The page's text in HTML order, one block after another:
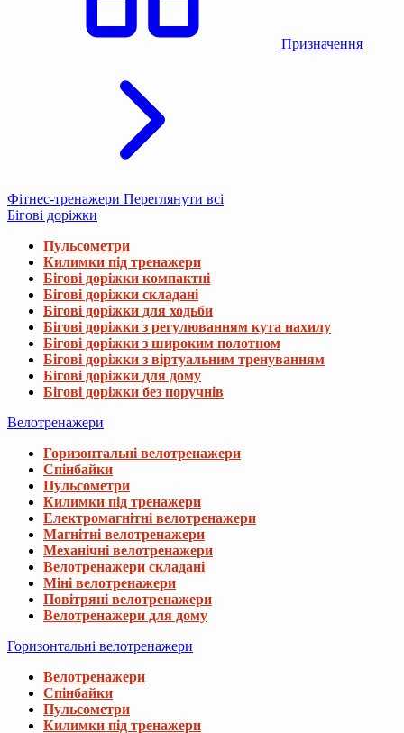
Призначення
Фітнес-тренажери Переглянути всі
Бігові доріжки
Пульсометри
Килимки під тренажери
Бігові доріжки компактні
Бігові доріжки складані
Бігові доріжки для ходьби
Бігові доріжки з регулюванням кута нахилу
Бігові доріжки з широким полотном
Бігові доріжки з віртуальним тренуванням
Бігові доріжки для дому
Бігові доріжки без поручнів
Велотренажери
Горизонтальні велотренажери
Спінбайки
Пульсометри
Килимки під тренажери
Електромагнітні велотренажери
Магнітні велотренажери
Механічні велотренажери
Велотренажери складані
Міні велотренажери
Повітряні велотренажери
Велотренажери для дому
Горизонтальні велотренажери
Велотренажери
Спінбайки
Пульсометри
Килимки під тренажери